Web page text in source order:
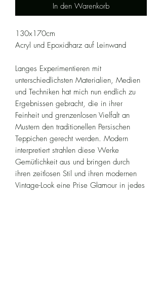
In den Warenkorb
130x170cm
Acryl und Epoxidharz auf Leinwand
Langes Experimentieren mit
unterschiedlichsten Materialien, Medien
und Techniken hat mich nun endlich zu
Ergebnissen gebracht, die in ihrer
Feinheit und grenzenlosen Vielfalt an
Mustern den traditionellen Persischen
Teppichen gerecht werden. Modern
interpretiert strahlen diese Werke
Gemütlichkeit aus und bringen durch
ihren zeitlosen Stil und ihren modernen
Vintage-Look eine Prise Glamour in jedes